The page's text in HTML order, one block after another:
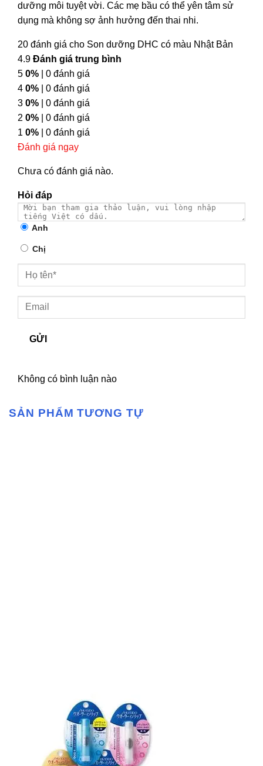
dưỡng môi tuyệt vời. Các mẹ bầu có thể yên tâm sử
dụng mà không sợ ảnh hưởng đến thai nhi.
20 đánh giá cho Son dưỡng DHC có màu Nhật Bản
4.9 Đánh giá trung bình
5 0% | 0 đánh giá
4 0% | 0 đánh giá
3 0% | 0 đánh giá
2 0% | 0 đánh giá
1 0% | 0 đánh giá
Đánh giá ngay
Chưa có đánh giá nào.
Hỏi đáp
Anh
Chị
GỬI
Không có bình luận nào
SẢN PHẨM TƯƠNG TỰ